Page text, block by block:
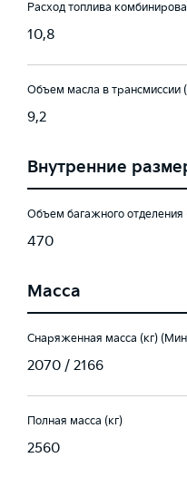
Расход топлива
10,8
Объем масла в трансмиссии
9,2
Внутренние
Объем багажного отделения
470
Масса
Снаряженная масса (кг)
2070 / 2166
Полная масса (кг)
2560